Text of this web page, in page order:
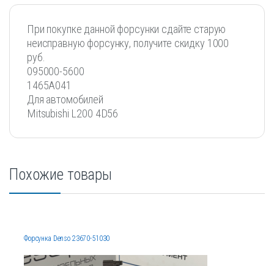
При покупке данной форсунки сдайте старую
неисправную форсунку, получите скидку 1000
руб.
095000-5600
1465A041
Для автомобилей
Mitsubishi L200 4D56
Похожие товары
Форсунка Denso 23670-51030